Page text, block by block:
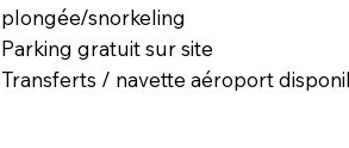
plongée/snorkeling
Parking gratuit sur site
Transferts / navette aéroport